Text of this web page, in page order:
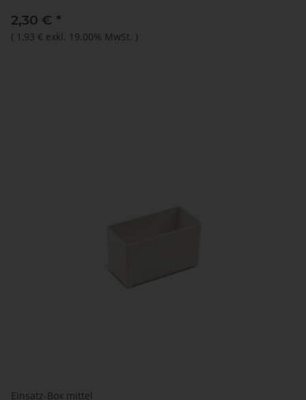
2,30 € *
( 1,93 € exkl. 19.00% MwSt. )
Einsatz-Box mittel